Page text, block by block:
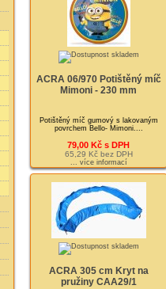
ACRA 06/970 Potištěný míč
Mimoni - 230 mm
Potištěný míč gumový s lakovaným
povrchem Bello- Mimoni....
79,00 Kč s DPH
65,29 Kč bez DPH
... více informací
ACRA 305 cm Kryt na
pružiny CAA29/1